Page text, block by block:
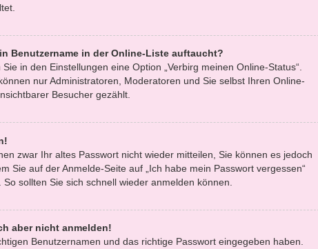
Benutzername in der Online-Liste auftaucht?
in den Einstellungen eine Option „Verbirg meinen Online-Status“.
nur Administratoren, Moderatoren und Sie selbst Ihren Online-
Besucher gezählt.
zwar Ihr altes Passwort nicht wieder mitteilen, Sie können es jedoch
Sie auf der Anmelde-Seite auf „Ich habe mein Passwort vergessen“
sollten Sie sich schnell wieder anmelden können.
aber nicht anmelden!
Benutzernamen und das richtige Passwort eingegeben haben.